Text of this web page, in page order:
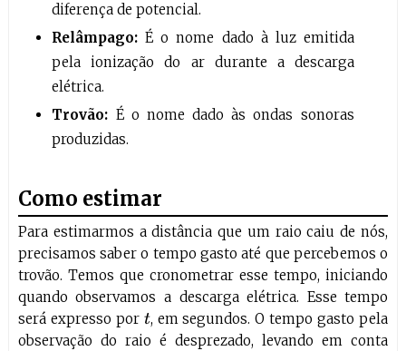
diferença de potencial.
Relâmpago: É o nome dado à luz emitida
pela ionização do ar durante a descarga
elétrica.
Trovão: É o nome dado às ondas sonoras
produzidas.
Como estimar
Para estimarmos a distância que um raio caiu de nós,
precisamos saber o tempo gasto até que percebemos o
trovão. Temos que cronometrar esse tempo, iniciando
quando observamos a descarga elétrica. Esse tempo
será expresso por t, em segundos. O tempo gasto pela
observação do raio é desprezado, levando em conta